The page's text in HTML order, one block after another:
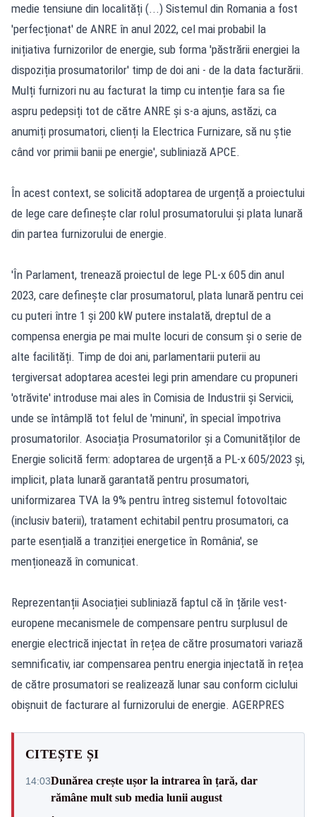
medie tensiune din localități (...) Sistemul din Romania a fost
'perfecționat' de ANRE în anul 2022, cel mai probabil la
inițiativa furnizorilor de energie, sub forma 'păstrării energiei la
dispoziția prosumatorilor' timp de doi ani - de la data facturării.
Mulți furnizori nu au facturat la timp cu intenție fara sa fie
aspru pedepsiți tot de către ANRE și s-a ajuns, astăzi, ca
anumiți prosumatori, clienți la Electrica Furnizare, să nu știe
când vor primii banii pe energie', subliniază APCE.
În acest context, se solicită adoptarea de urgență a proiectului
de lege care definește clar rolul prosumatorului și plata lunară
din partea furnizorului de energie.
'În Parlament, trenează proiectul de lege PL-x 605 din anul
2023, care definește clar prosumatorul, plata lunară pentru cei
cu puteri între 1 și 200 kW putere instalată, dreptul de a
compensa energia pe mai multe locuri de consum și o serie de
alte facilități. Timp de doi ani, parlamentarii puterii au
tergiversat adoptarea acestei legi prin amendare cu propuneri
'otrăvite' introduse mai ales în Comisia de Industrii și Servicii,
unde se întâmplă tot felul de 'minuni', în special împotriva
prosumatorilor. Asociația Prosumatorilor și a Comunităților de
Energie solicită ferm: adoptarea de urgență a PL-x 605/2023 și,
implicit, plata lunară garantată pentru prosumatori,
uniformizarea TVA la 9% pentru întreg sistemul fotovoltaic
(inclusiv baterii), tratament echitabil pentru prosumatori, ca
parte esențială a tranziției energetice în România', se
menționează în comunicat.
Reprezentanții Asociației subliniază faptul că în țările vest-
europene mecanismele de compensare pentru surplusul de
energie electrică injectat în rețea de către prosumatori variază
semnificativ, iar compensarea pentru energia injectată în rețea
de către prosumatori se realizează lunar sau conform ciclului
obișnuit de facturare al furnizorului de energie. AGERPRES
CITEȘTE ȘI
14:03Dunărea crește ușor la intrarea în țară, dar
rămâne mult sub media lunii august